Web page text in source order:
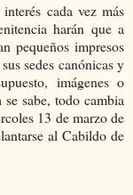
cada vez más
harán que a
pequeños impresos
sedes canónicas y
imágenes o
se sabe, todo cambia
13 de marzo de
al Cabildo de